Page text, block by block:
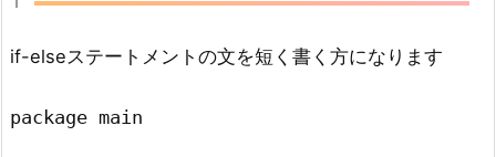
if-elseステートメントの文を短く書く方になります
package main